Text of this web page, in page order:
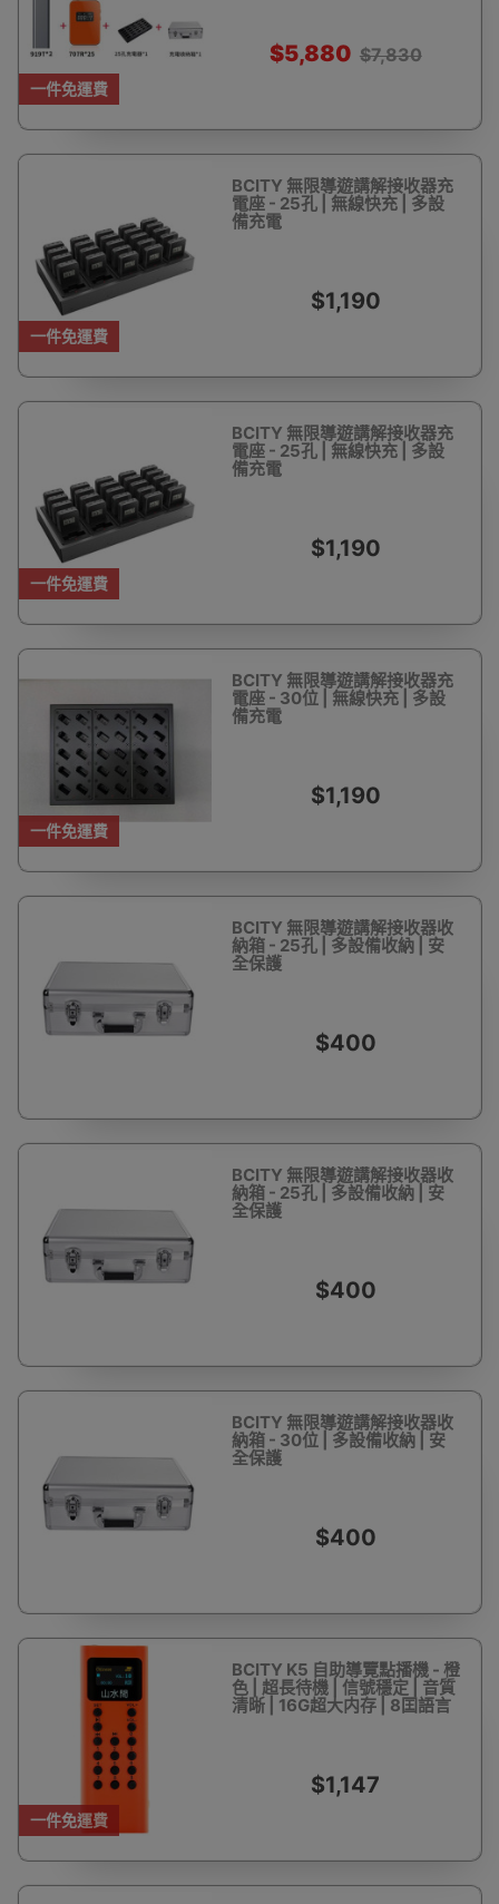
一件免運費
$5,880 $7,830
一件免運費
BCITY 無限導遊講解接收器充
電座 - 25孔 | 無線快充 | 多設
備充電
$1,190
一件免運費
BCITY 無限導遊講解接收器充
電座 - 25孔 | 無線快充 | 多設
備充電
$1,190
一件免運費
BCITY 無限導遊講解接收器充
電座 - 30位 | 無線快充 | 多設
備充電
$1,190
BCITY 無限導遊講解接收器收
納箱 - 25孔 | 多設備收納 | 安
全保護
$400
BCITY 無限導遊講解接收器收
納箱 - 25孔 | 多設備收納 | 安
全保護
$400
BCITY 無限導遊講解接收器收
納箱 - 30位 | 多設備收納 | 安
全保護
$400
一件免運費
BCITY K5 自助導覽點播機 - 橙
色 | 超長待機 | 信號穩定 | 音質
清晰 | 16G超大内存 | 8囯語言
$1,147